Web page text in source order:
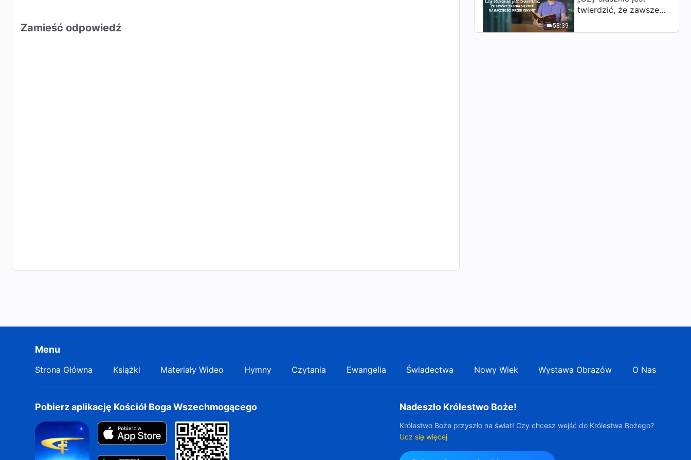
Zamieść odpowiedź 58:39
twierdzić, że zawsze
baczności przed
Menu
Strona Główna Książki Materiały Wideo Hymny Czytania Ewangelia Świadectwa Nowy Wiek Wystawa Obrazów O Nas
Pobierz aplikację Kościół Boga Wszechmogącego Nadeszło Królestwo Boże!
Królestwo Boże przyszło na świat! Czy chcesz wejść do Królestwa Bożego?
Ucz się więcej